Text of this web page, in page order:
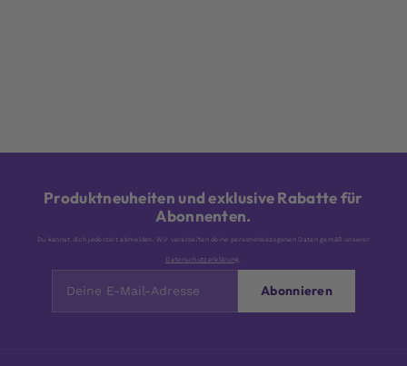
Produktneuheiten und exklusive Rabatte für
Abonnenten.
Du kannst dich jederzeit abmelden. Wir verarbeiten deine personenbezogenen Daten gemäß unserer
Datenschutzerklärung
Abonnieren